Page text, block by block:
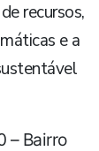
recursos,
e a
– Bairro